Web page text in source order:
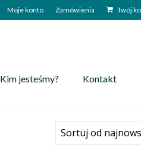
Moje konto Zamówienia Twój
Kim jesteśmy? Kontakt